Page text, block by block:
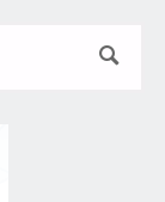
SZUKAJ